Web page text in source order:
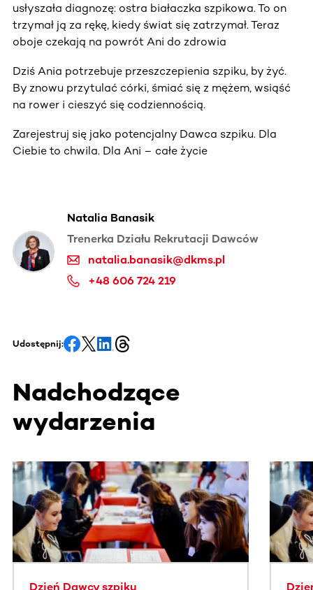
usłyszała diagnozę: ostra białaczka szpikowa. To on
trzymał ją za rękę, kiedy świat się zatrzymał. Teraz
oboje czekają na powrót Ani do zdrowia
Dziś Ania potrzebuje przeszczepienia szpiku, by żyć.
By znowu przytulać córki, śmiać się z mężem, wsiąść
na rower i cieszyć się codziennością.
Zarejestruj się jako potencjalny Dawca szpiku. Dla
Ciebie to chwila. Dla Ani – całe życie
Natalia Banasik
Trenerka Działu Rekrutacji Dawców
natalia.banasik@dkms.pl
+48 606 724 219
Udostępnij:
Nadchodzące
wydarzenia
Ta sekcja zawiera treści przewijane w poziomie. Użyj
Dzień Dawcy szpiku